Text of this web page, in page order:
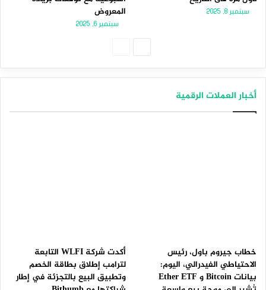
سبتمبر 8, 2025
المعروض
سبتمبر 6, 2025
أخبار العملات الرقمية
خطاب جيروم باول، رئيس
الاحتياطي الفيدرالي، اليوم:
بيانات Bitcoin و Ether ETF
أكدت شركة WLFI التابعة
لترامب إطلاق بطاقة الخصم
وتطبيق البيع بالتجزئة في إطار